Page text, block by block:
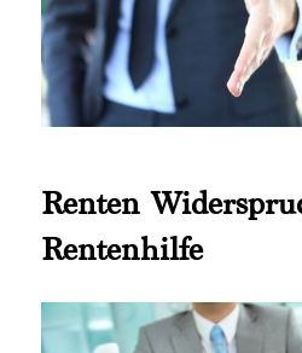
Renten
Rentenhilfe